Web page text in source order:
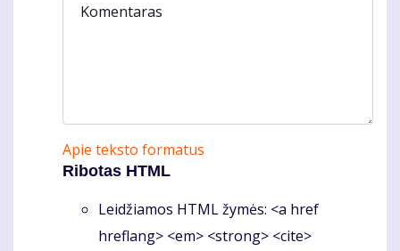
Komentaras
Apie teksto formatus
Ribotas HTML
Leidžiamos HTML žymės: <a href
hreflang> <em> <strong> <cite>